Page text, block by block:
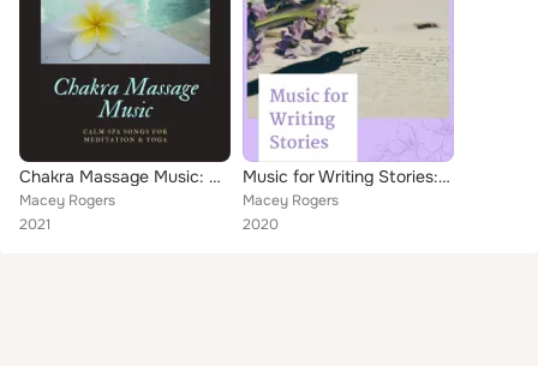
Chakra Massage Music: Calm Spa Songs for Meditation & Yoga
Macey Rogers
2021
Music for Writing Stories: The Best Music for Writing Fantasy Novels, Science Fiction
Macey Rogers
2020